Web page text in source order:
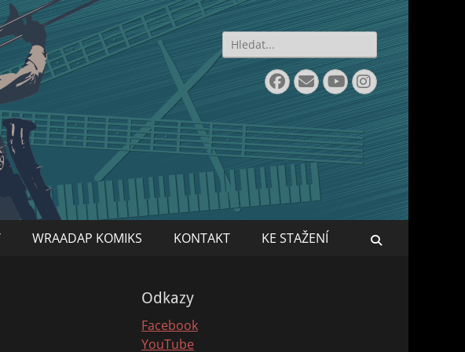
Search
for:
Facebook
EmailYouTube
Instagram
WRAADAP KOMIKS KONTAKT KE STAŽENÍ
Odkazy
Facebook
YouTube